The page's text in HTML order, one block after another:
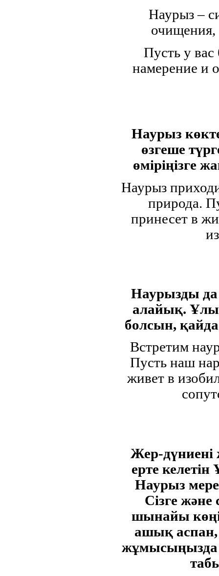
Наурыз –
Пусть у вас
намерение и
Наурыз
өзгеше
өміріңізге
Наурыз
природа.
принесет в
Наурызды
алайық.
болсын,
Встретим
Пусть наш
живет в
Жер-дүниені
ерте
Наурыз
Сізге және
шынайы
ашық аспан,